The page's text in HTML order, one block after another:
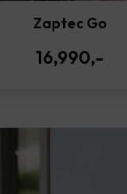
Zaptec Go
16,990,-